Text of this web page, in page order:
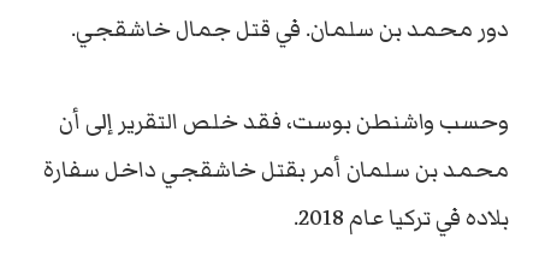
دور محمد بن سلمان. في قتل جمال خاشقجي.
وحسب واشنطن بوست، فقد خلص التقرير إلى أن
محمد بن سلمان أمر بقتل خاشقجي داخل سفارة
بلاده في تركيا عام 2018.